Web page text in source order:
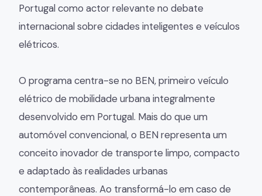
Portugal como actor relevante no debate
internacional sobre cidades inteligentes e veículos
elétricos.
O programa centra-se no BEN, primeiro veículo
elétrico de mobilidade urbana integralmente
desenvolvido em Portugal. Mais do que um
automóvel convencional, o BEN representa um
conceito inovador de transporte limpo, compacto
e adaptado às realidades urbanas
contemporâneas. Ao transformá-lo em caso de